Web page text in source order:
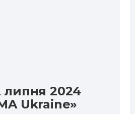
2024
Ukraine»